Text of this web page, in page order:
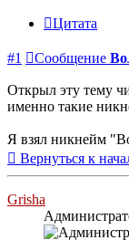
Цитата
#1 Сообщение
Открыл эту тему
именно такие
Я взял никнейм
Вернуться к
Grisha